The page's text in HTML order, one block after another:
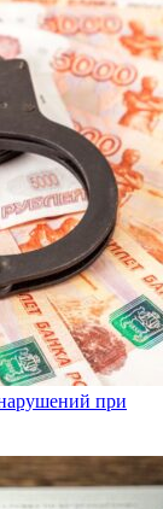
при